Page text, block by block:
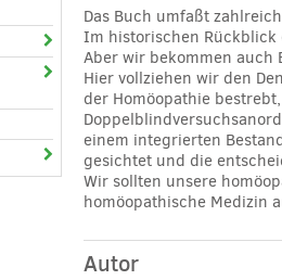
Das Buch umfaßt
Im historischen Rückblick
Aber wir bekommen auch
Hier vollziehen wir den
der Homöopathie
einem integrierten
gesichtet und die
Wir sollten unsere
homöopathische Medizin
Autor